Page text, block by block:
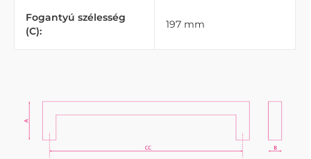
Fogantyú szélesség
(C):
197 mm